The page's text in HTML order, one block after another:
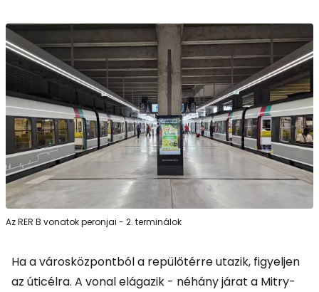
Az RER B vonatok peronjai - 2. terminálok
Ha a városközpontból a repülőtérre utazik, figyeljen
az úticélra. A vonal elágazik - néhány járat a Mitry-